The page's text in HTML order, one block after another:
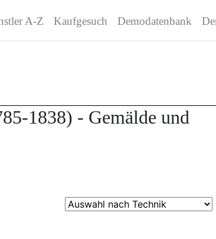
A-Z Kaufgesuch Demodatenbank
1838) - Gemälde und